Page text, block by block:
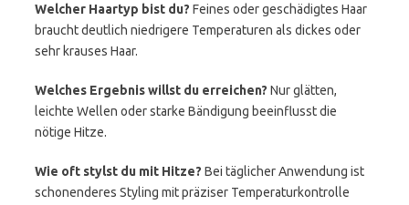
Welcher Haartyp bist du? Feines oder geschädigtes Haar
braucht deutlich niedrigere Temperaturen als dickes oder
sehr krauses Haar.
Welches Ergebnis willst du erreichen? Nur glätten,
leichte Wellen oder starke Bändigung beeinflusst die
nötige Hitze.
Wie oft stylst du mit Hitze? Bei täglicher Anwendung ist
schonenderes Styling mit präziser Temperaturkontrolle